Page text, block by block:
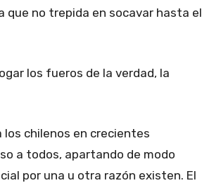
que no trepida en socavar hasta el
los fueros de la verdad, la
los chilenos en crecientes
a todos, apartando de modo
por una u otra razón existen. El